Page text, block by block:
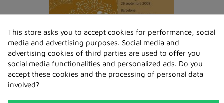
La vue de shûnyatâ, deuxième partie MP3
€6.00
panier
This store asks you to accept cookies for performance, social
media and advertising purposes. Social media and
advertising cookies of third parties are used to offer you
social media functionalities and personalized ads. Do you
accept these cookies and the processing of personal data
involved?